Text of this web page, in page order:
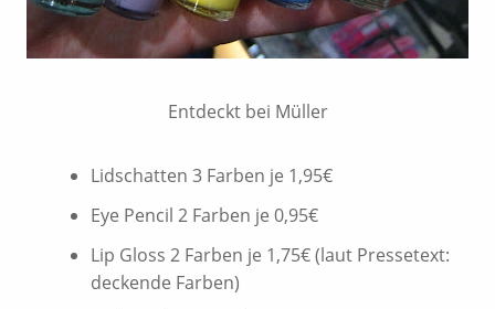
Entdeckt bei Müller
Lidschatten 3 Farben je 1,95€
Eye Pencil 2 Farben je 0,95€
Lip Gloss 2 Farben je 1,75€ (laut Pressetext:
deckende Farben)